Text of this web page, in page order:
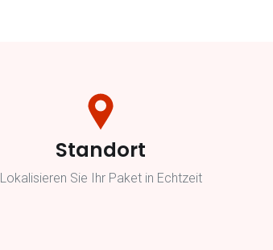
Standort
Lokalisieren Sie Ihr Paket in Echtzeit